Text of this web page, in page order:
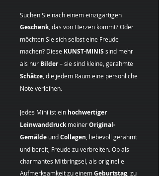
Suchen Sie nach einem einzigartigen
Geschenk , das von Herzen kommt? Oder
möchten Sie sich selbst eine Freude
machen? Diese KUNST-MINIS sind mehr
als nur Bilder– sie sind kleine, gerahmte
Schätze , die jedem Raum eine persönliche
Note verleihen.
Jedes Mini ist ein hochwertiger
Leinwanddruck meinerOriginal-
Gemälde undCollagen , liebevoll gerahmt
und bereit, Freude zu verbreiten. Ob als
charmantes Mitbringsel, als originelle
Aufmerksamkeit zu einemGeburtstag , zu